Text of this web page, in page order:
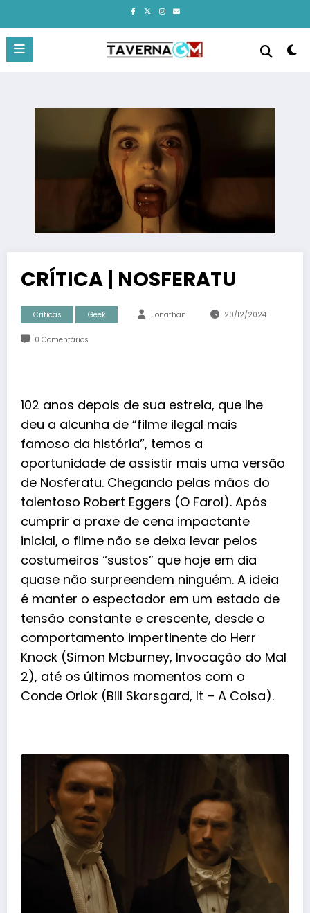
o
conteúdo
CRÍTICA | NOSFERATU
Críticas Geek Jonathan 20/12/2024
0 Comentários
102 anos depois de sua estreia, que lhe
deu a alcunha de “filme ilegal mais
famoso da história”, temos a
oportunidade de assistir mais uma versão
de Nosferatu. Chegando pelas mãos do
talentoso Robert Eggers (O Farol). Após
cumprir a praxe de cena impactante
inicial, o filme não se deixa levar pelos
costumeiros “sustos” que hoje em dia
quase não surpreendem ninguém. A ideia
é manter o espectador em um estado de
tensão constante e crescente, desde o
comportamento impertinente do Herr
Knock (Simon Mcburney, Invocação do Mal
2), até os últimos momentos com o
Conde Orlok (Bill Skarsgard, It – A Coisa).